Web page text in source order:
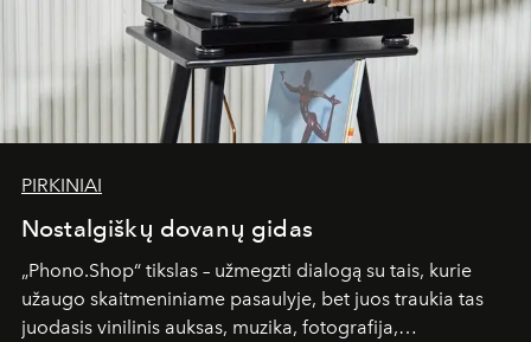
PIRKINIAI
Nostalgiškų dovanų gidas
„Phono.Shop“ tikslas – užmegzti dialogą su tais, kurie
užaugo skaitmeniniame pasaulyje, bet juos traukia tas
juodasis vinilinis auksas, muzika, fotografija,